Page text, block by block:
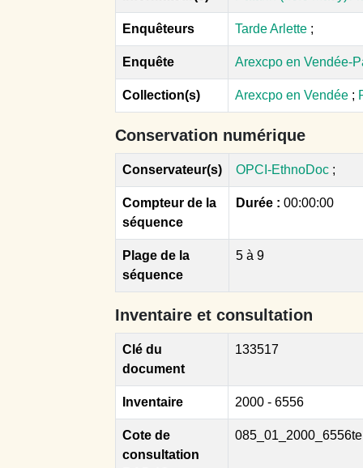
Enquêteurs Tarde Arlette ;
Enquête Arexcpo en Vendée-
Collection(s) Arexcpo en Vendée ;
Conservation numérique
Conservateur(s) OPCI-EthnoDoc ;
Compteur de la
séquence
Durée : 00:00:00
Plage de la
séquence
5 à 9
Inventaire et consultation
Clé du
document
133517
Inventaire 2000 - 6556
Cote de
consultation
085_01_2000_6556te